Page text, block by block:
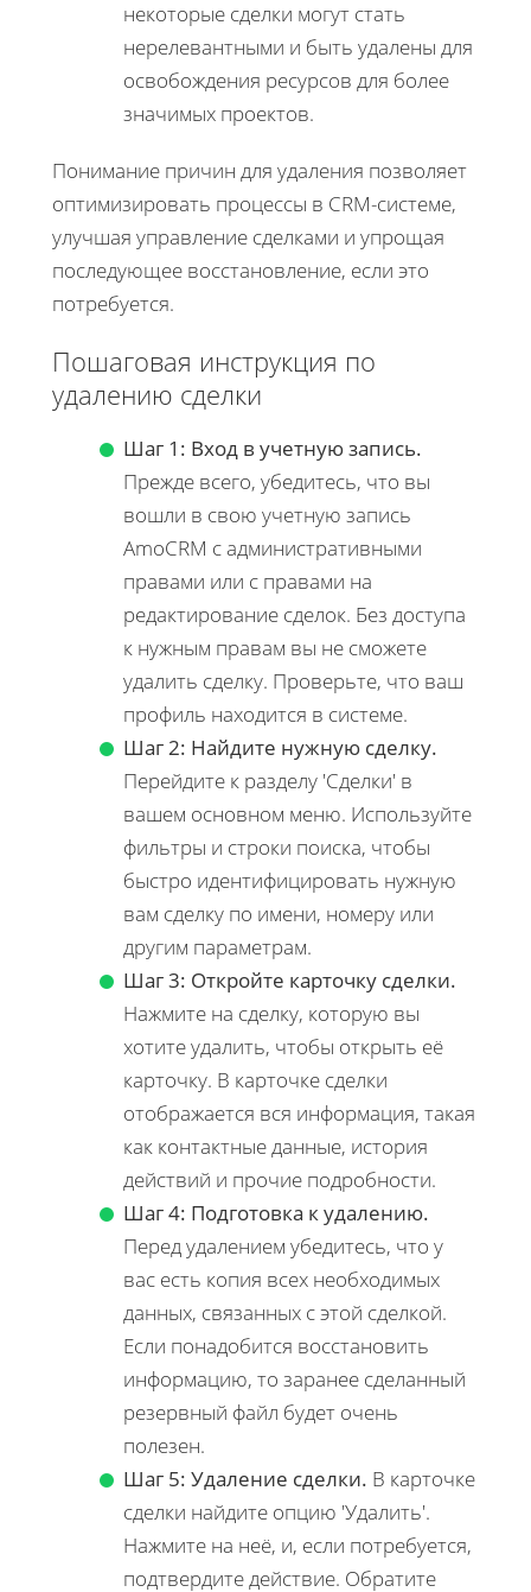
некоторые сделки могут стать
нерелевантными и быть удалены для
освобождения ресурсов для более
значимых проектов.
Понимание причин для удаления позволяет
оптимизировать процессы в CRM-системе,
улучшая управление сделками и упрощая
последующее восстановление, если это
потребуется.
Пошаговая инструкция по
удалению сделки
Шаг 1: Вход в учетную запись.
Прежде всего, убедитесь, что вы
вошли в свою учетную запись
AmoCRM с административными
правами или с правами на
редактирование сделок. Без доступа
к нужным правам вы не сможете
удалить сделку. Проверьте, что ваш
профиль находится в системе.
Шаг 2: Найдите нужную сделку.
Перейдите к разделу 'Сделки' в
вашем основном меню. Используйте
фильтры и строки поиска, чтобы
быстро идентифицировать нужную
вам сделку по имени, номеру или
другим параметрам.
Шаг 3: Откройте карточку сделки.
Нажмите на сделку, которую вы
хотите удалить, чтобы открыть её
карточку. В карточке сделки
отображается вся информация, такая
как контактные данные, история
действий и прочие подробности.
Шаг 4: Подготовка к удалению.
Перед удалением убедитесь, что у
вас есть копия всех необходимых
данных, связанных с этой сделкой.
Если понадобится восстановить
информацию, то заранее сделанный
резервный файл будет очень
полезен.
Шаг 5: Удаление сделки. В карточке
сделки найдите опцию 'Удалить'.
Нажмите на неё, и, если потребуется,
подтвердите действие. Обратите